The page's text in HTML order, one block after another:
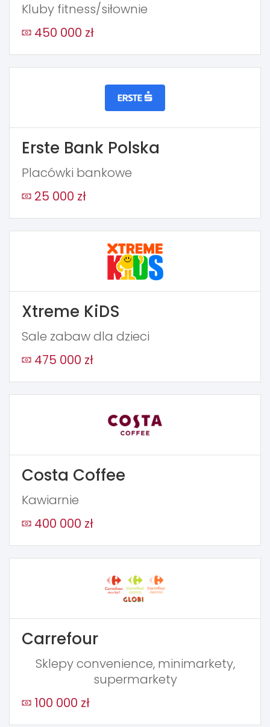
Kluby fitness/siłownie
450 000 zł
Erste Bank Polska
Placówki bankowe
25 000 zł
Xtreme KiDS
Sale zabaw dla dzieci
475 000 zł
Costa Coffee
Kawiarnie
400 000 zł
Carrefour
Sklepy convenience, minimarkety,
supermarkety
100 000 zł